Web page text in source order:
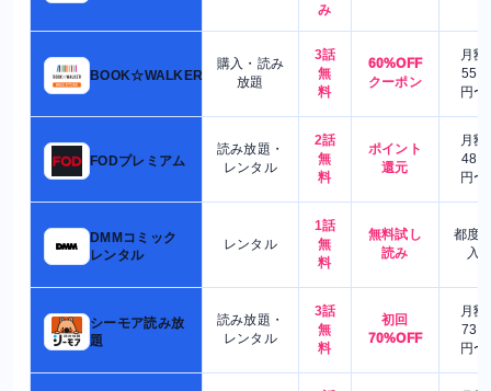
み
BOOK☆WALKER
購入・読み
放題
3話
無
料
60%OFF
クーポン
月額
550
円〜
FODプレミアム
読み放題・
レンタル
2話
無
料
ポイント
還元
月額
480
円〜
DMMコミック
レンタル
レンタル
1話
無
料
無料試し
読み
都度
入
シーモア読み放
題
読み放題・
レンタル
3話
無
料
初回
70%OFF
月額
730
円〜